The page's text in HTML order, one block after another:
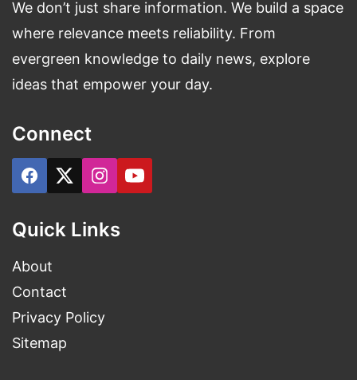
किया
Radhika Apte Upcoming Movie's,
Webseries
राधिका आप्टे अब तक लगभग 47 बॉलीवुड,वेबसिरीज और अन्य
फिल्मे आएंगी, कई वेब सीरीज में दिखेंगी।
We don’t just share information. We build a space
where relevance meets reliability. From
evergreen knowledge to daily news, explore
ideas that empower your day.
Connect
Quick Links
About
Contact
Privacy Policy
Sitemap